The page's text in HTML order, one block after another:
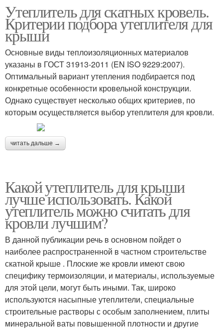
Утеплитель для скатных кровель.
Критерии подбора утеплителя для
крыши
Основные виды теплоизоляционных материалов
указаны в ГОСТ 31913-2011 (EN ISO 9229:2007).
Оптимальный вариант утепления подбирается под
конкретные особенности кровельной конструкции.
Однако существует несколько общих критериев, по
которым осуществляется выбор утеплителя для кровли.
читать дальше →
Какой утеплитель для крыши
лучше использовать. Какой
утеплитель можно считать для
кровли лучшим?
В данной публикации речь в основном пойдет о
наиболее распространенной в частном строительстве
скатной крыше . Плоские же кровли имеют свою
специфику термоизоляции, и материалы, используемые
для этой цели, могут быть иными. Так, широко
используются насыпные утеплители, специальные
строительные растворы с особым заполнением, плиты
минеральной ваты повышенной плотности и другие